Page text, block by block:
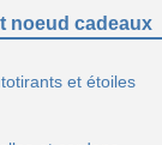
noeud cadeaux
et étoiles